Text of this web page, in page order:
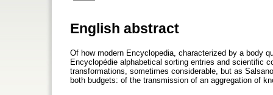
English abstract
Of how modern Encyclopedia, characterized by a body
Encyclopédie alphabetical sorting entries and scientific
transformations, sometimes considerable, but as
both budgets: of the transmission of an aggregation of